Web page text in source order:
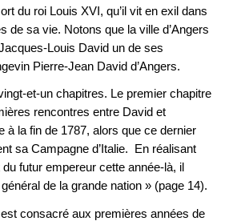
du roi Louis XVI, qu’il vit en exil dans
de sa vie. Notons que la ville d’Angers
Louis David un de ses
Pierre-Jean David d’Angers.
et-un chapitres. Le premier chapitre
rencontres entre David et
à la fin de 1787, alors que ce dernier
sa Campagne d’Italie. En réalisant
futur empereur cette année-là, il
de la grande nation » (page 14).
consacré aux premières années de